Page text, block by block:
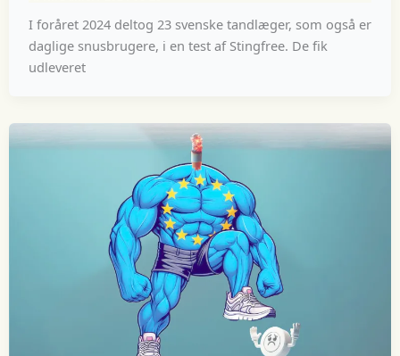
I foråret 2024 deltog 23 svenske tandlæger, som også er
daglige snusbrugere, i en test af Stingfree. De fik
udleveret